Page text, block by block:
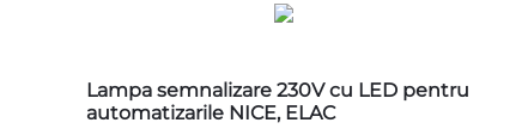
Lampa semnalizare 230V cu LED pentru
automatizarile NICE, ELAC